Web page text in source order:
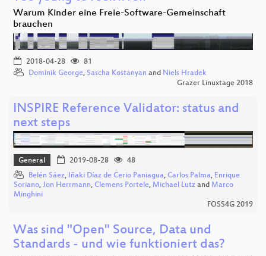
Warum Kinder eine Freie-Software-Gemeinschaft
brauchen
2018-04-28
81
Dominik George, Sascha Kostanyan and Niels Hradek
Grazer Linuxtage 2018
INSPIRE Reference Validator: status and
next steps
General 2019-08-28
48
Belén Sáez, Iñaki Díaz de Cerio Paniagua, Carlos Palma, Enrique
Soriano, Jon Herrmann, Clemens Portele, Michael Lutz and Marco
Minghini
FOSS4G 2019
Was sind "Open" Source, Data und
Standards - und wie funktioniert das?